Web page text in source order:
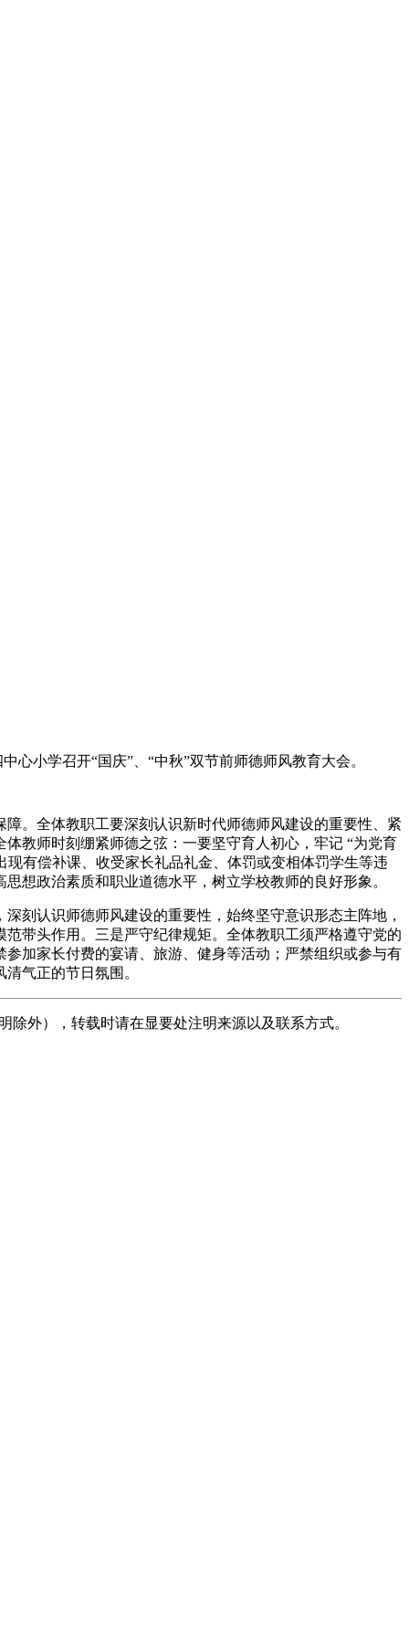
小学召开“国庆”、“中秋”双节前师德师风教育大会。
。全体教职工要深刻认识新时代师德师风建设的重要性、紧
教师时刻绷紧师德之弦：一要坚守育人初心，牢记 “为党育
有偿补课、收受家长礼品礼金、体罚或变相体罚学生等违
想政治素质和职业道德水平，树立学校教师的良好形象。
刻认识师德师风建设的重要性，始终坚守意识形态主阵地，
带头作用。三是严守纪律规矩。全体教职工须严格遵守党的
加家长付费的宴请、旅游、健身等活动；严禁组织或参与有
气正的节日氛围。
外），转载时请在显要处注明来源以及联系方式。